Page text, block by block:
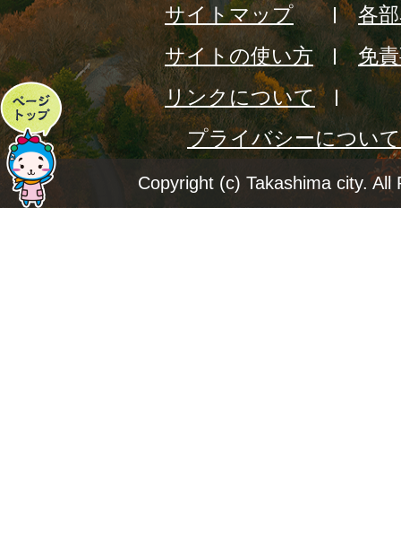
ペ
ー
ジ
サイトマップ
各
サイトの使い方
免
リンクについて
プライバシーについて
Copyright (c) Takashima city. All